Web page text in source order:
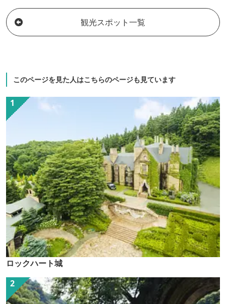
泊いただける和室がございます。ご夕食
は日替わり定食をご用意しております。
味・ボリュームともに自信あり！翌朝
味のおもてなし」をモットーにお待ちし
ております。
観光スポット一覧
このページを見た人はこちらのページも見ています
ロックハート城